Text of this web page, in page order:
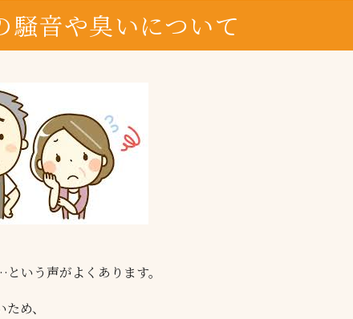
騒音や臭いについて
いう声がよくあります。
め、